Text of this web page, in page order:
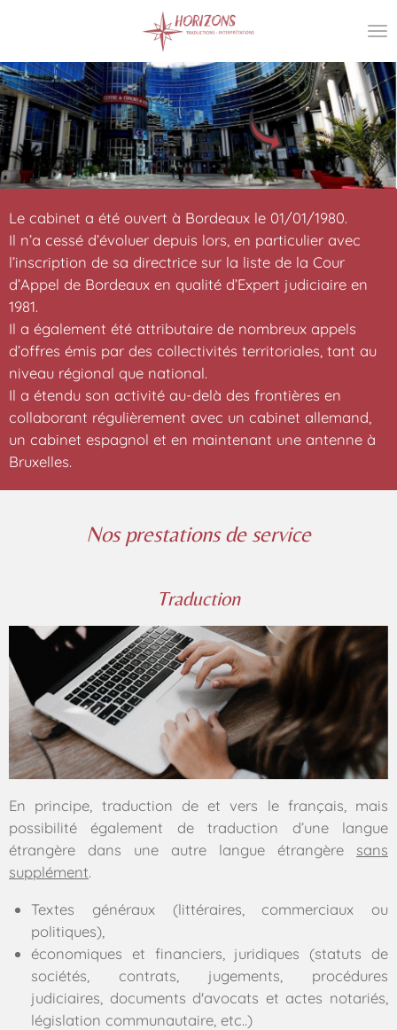
contenu
principal
Le cabinet a été ouvert à Bordeaux le 01/01/1980.
Il n’a cessé d’évoluer depuis lors, en particulier avec
l’inscription de sa directrice sur la liste de la Cour
d’Appel de Bordeaux en qualité d’Expert judiciaire en
1981.
Il a également été attributaire de nombreux appels
d’offres émis par des collectivités territoriales, tant au
niveau régional que national.
Il a étendu son activité au-delà des frontières en
collaborant régulièrement avec un cabinet allemand,
un cabinet espagnol et en maintenant une antenne à
Bruxelles.
Nos prestations de service
Traduction
En principe, traduction de et vers le français, mais
possibilité également de traduction d’une langue
étrangère dans une autre langue étrangère sans
supplément.
Textes généraux (littéraires, commerciaux ou
politiques),
économiques et financiers, juridiques (statuts de
sociétés, contrats, jugements, procédures
judiciaires, documents d'avocats et actes notariés,
législation communautaire, etc..)